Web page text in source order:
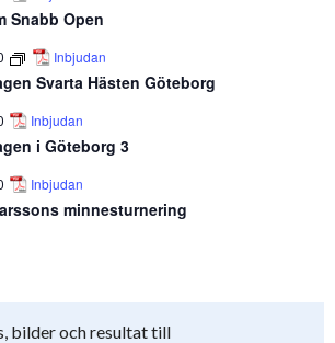
Snabb Open
Inbjudan
Svarta Hästen Göteborg
Inbjudan
i Göteborg 3
Inbjudan
minnesturnering
bilder och resultat till